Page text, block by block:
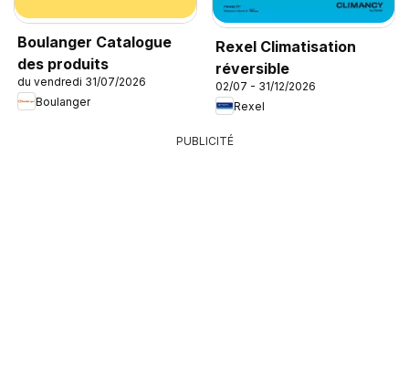
Boulanger Catalogue
des produits
du vendredi 31/07/2026
Boulanger
Rexel Climatisation
réversible
02/07 - 31/12/2026
Rexel
PUBLICITÉ